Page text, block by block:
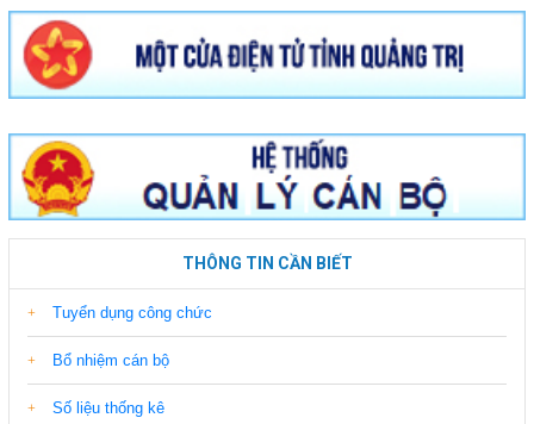
THÔNG TIN CẦN BIẾT
Tuyển dụng công chức
Bổ nhiệm cán bộ
Số liệu thống kê